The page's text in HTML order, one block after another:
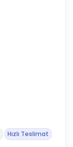
Hızlı Teslimat